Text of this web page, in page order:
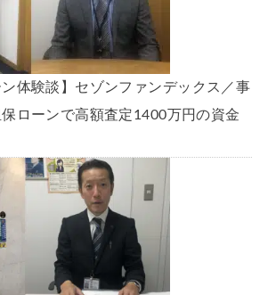
ン体験談】セゾンファンデックス／事
ローンで高額査定1400万円の資金